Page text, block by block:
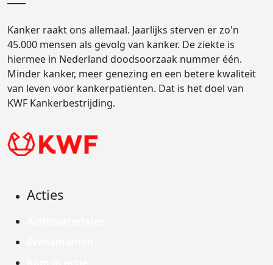
Kanker raakt ons allemaal. Jaarlijks sterven er zo'n
45.000 mensen als gevolg van kanker. De ziekte is
hiermee in Nederland doodsoorzaak nummer één.
Minder kanker, meer genezing en een betere kwaliteit
van leven voor kankerpatiënten. Dat is het doel van
KWF Kankerbestrijding.
Acties